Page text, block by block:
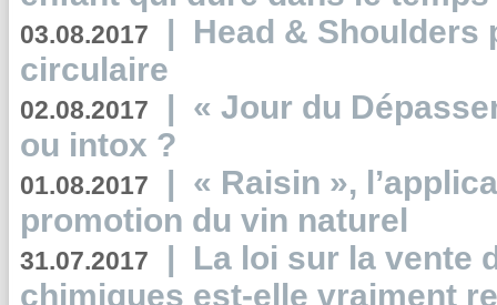
03.08.2017 | Head & Shoulders
circulaire
02.08.2017 | « Jour du
ou intox ?
01.08.2017 | « Raisin »,
promotion du vin naturel
31.07.2017 | La loi sur la vente
chimiques est-elle vraiment